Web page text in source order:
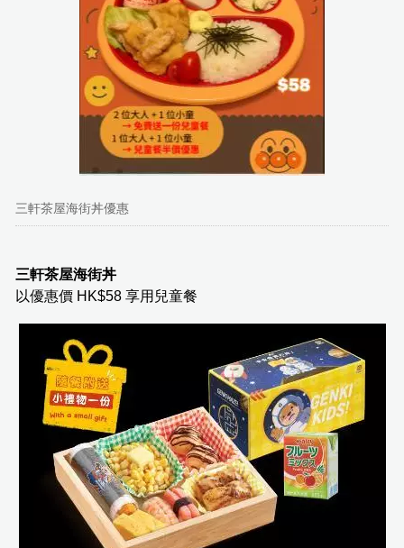
三軒茶屋海街丼優惠
三軒茶屋海街丼
以優惠價 HK$58 享用兒童餐